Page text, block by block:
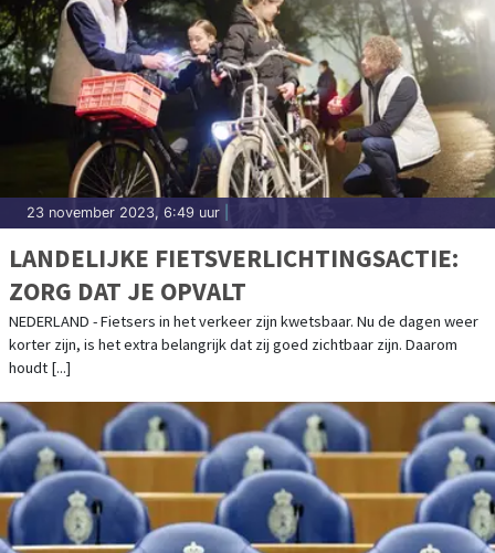
23 november 2023, 6:49 uur
LANDELIJKE FIETSVERLICHTINGSACTIE:
ZORG DAT JE OPVALT
NEDERLAND - Fietsers in het verkeer zijn kwetsbaar. Nu de dagen weer
korter zijn, is het extra belangrijk dat zij goed zichtbaar zijn. Daarom
houdt [...]